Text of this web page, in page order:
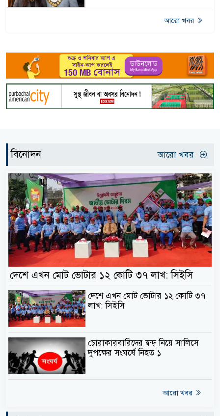
আরো খবর
বিনোদন আরো খবর
দেশে এখন মোট ভোটার ১২ কোটি ৩৭ লাখ: সিইসি
দেশে এখন মোট ভোটার ১২ কোটি ৩৭
লাখ: সিইসি
চোরাকারবারিদের দ্বন্দ্ব নিয়ে সালিসে
দুপক্ষের সংঘর্ষে নিহত ১
আরো খবর